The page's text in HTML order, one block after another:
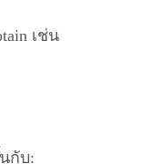
เช่น
กับ: